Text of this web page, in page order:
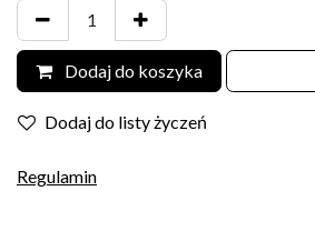
Dodaj do koszyka
Dodaj do listy życzeń
Regulamin